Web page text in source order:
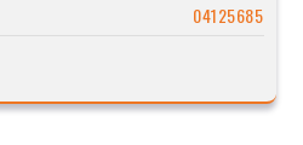
04125685